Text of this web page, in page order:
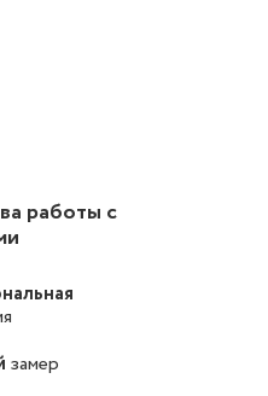
работы с
замер